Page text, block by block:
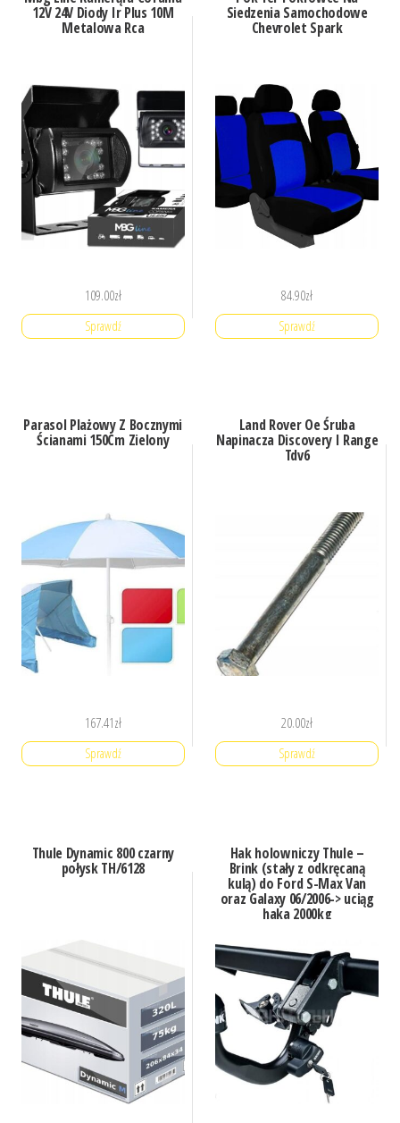
12V 24V Diody Ir Plus 10M
Metalowa Rca
109.00zł
Sprawdź
Siedzenia Samochodowe
Chevrolet Spark
84.90zł
Sprawdź
Parasol Plażowy Z Bocznymi
Ścianami 150Cm Zielony
167.41zł
Sprawdź
Land Rover Oe Śruba
Napinacza Discovery I Range
Tdv6
20.00zł
Sprawdź
Thule Dynamic 800 czarny
połysk TH/6128
Hak holowniczy Thule –
Brink (stały z odkręcaną
kulą) do Ford S-Max Van
oraz Galaxy 06/2006-> uciąg
haka 2000kg